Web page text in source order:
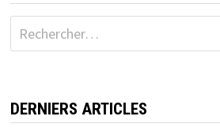
Rechercher :
DERNIERS ARTICLES